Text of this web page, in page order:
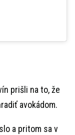
prišli na to, že
avokádom.
a pritom sa v